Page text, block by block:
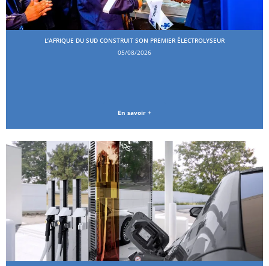
L’AFRIQUE DU SUD CONSTRUIT SON PREMIER ÉLECTROLYSEUR
05/08/2026
En savoir +